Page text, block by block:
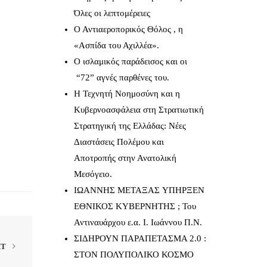
Όλες οι λεπτομέρειες
Ο Αντιαεροπορικός Θόλος , η
«Ασπίδα του Αχιλλέα».
Ο ισλαμικός παράδεισος και οι
“72” αγνές παρθένες του.
Η Τεχνητή Νοημοσύνη και η
Κυβερνοασφάλεια στη Στρατιωτική
Στρατηγική της Ελλάδας: Νέες
Διαστάσεις Πολέμου και
Αποτροπής στην Ανατολική
Μεσόγειο.
IΩΑΝΝΗΣ ΜΕΤΑΞΑΣ YΠΗΡΞΕΝ
ΕΘΝΙΚΟΣ ΚΥΒΕΡΝΗΤΗΣ ; Του
Αντιναυάρχου ε.α. Ι. Ιωάννου Π.Ν.
ΣΙΔΗΡΟΥΝ ΠΑΡΑΠΕΤΑΣΜΑ 2.0 :
ΣΤΟΝ ΠΟΛΥΠΟΛΙΚΟ ΚΟΣΜΟ